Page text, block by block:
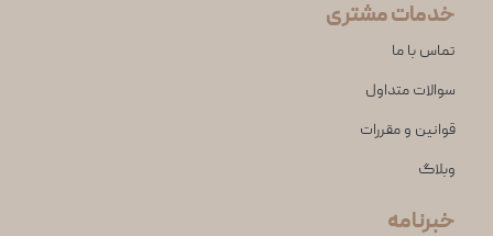
خدمات مشتری
تماس با ما
سوالات متداول
قوانین و مقررات
وبلاگ
خبرنامه